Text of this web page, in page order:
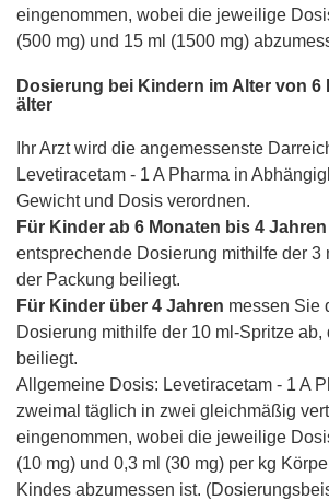
eingenommen, wobei die jeweilige
(500 mg) und 15 ml (1500 mg)
Dosierung bei Kindern im Alter von 6
älter
Ihr Arzt wird die angemessenste
Levetiracetam - 1 A Pharma in
Gewicht und Dosis verordnen.
Für Kinder ab 6 Monaten bis 4 Jahren
entsprechende Dosierung mithilfe der 3
der Packung beiliegt.
Für Kinder über 4 Jahren messen Sie
Dosierung mithilfe der 10 ml-Spritze ab,
beiliegt.
Allgemeine Dosis: Levetiracetam - 1 A
zweimal täglich in zwei gleichmäßig
eingenommen, wobei die jeweilige
(10 mg) und 0,3 ml (30 mg) per kg
Kindes abzumessen ist.